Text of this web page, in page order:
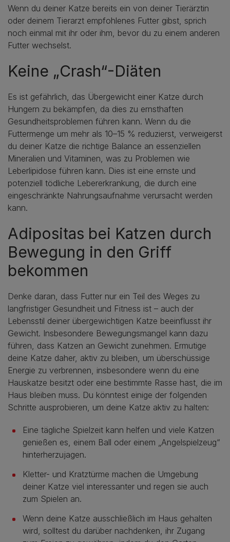
Wenn du deiner Katze bereits ein von deiner Tierärztin
oder deinem Tierarzt empfohlenes Futter gibst, sprich
noch einmal mit ihr oder ihm, bevor du zu einem anderen
Futter wechselst.
Keine „Crash“-Diäten
Es ist gefährlich, das Übergewicht einer Katze durch
Hungern zu bekämpfen, da dies zu ernsthaften
Gesundheitsproblemen führen kann. Wenn du die
Futtermenge um mehr als 10–15 % reduzierst, verweigerst
du deiner Katze die richtige Balance an essenziellen
Mineralien und Vitaminen, was zu Problemen wie
Leberlipidose führen kann. Dies ist eine ernste und
potenziell tödliche Lebererkrankung, die durch eine
eingeschränkte Nahrungsaufnahme verursacht werden
kann.
Adipositas bei Katzen durch
Bewegung in den Griff
bekommen
Denke daran, dass Futter nur ein Teil des Weges zu
langfristiger Gesundheit und Fitness ist – auch der
Lebensstil deiner übergewichtigen Katze beeinflusst ihr
Gewicht. Insbesondere Bewegungsmangel kann dazu
führen, dass Katzen an Gewicht zunehmen. Ermutige
deine Katze daher, aktiv zu bleiben, um überschüssige
Energie zu verbrennen, insbesondere wenn du eine
Hauskatze besitzt oder eine bestimmte Rasse hast, die im
Haus bleiben muss. Du könntest einige der folgenden
Schritte ausprobieren, um deine Katze aktiv zu halten:
Eine tägliche Spielzeit kann helfen und viele Katzen
genießen es, einem Ball oder einem „Angelspielzeug“
hinterherzujagen.
Kletter- und Kratztürme machen die Umgebung
deiner Katze viel interessanter und regen sie auch
zum Spielen an.
Wenn deine Katze ausschließlich im Haus gehalten
wird, solltest du darüber nachdenken, ihr Zugang